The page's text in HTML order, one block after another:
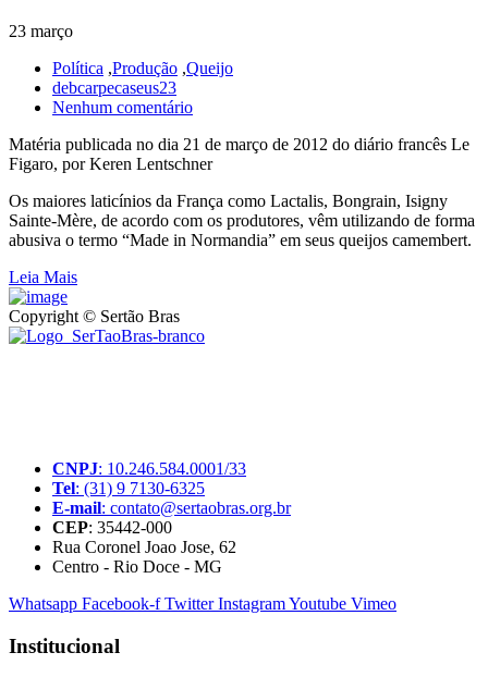
23 março
Política ,Produção ,Queijo
debcarpecaseus23
Nenhum comentário
Matéria publicada no dia 21 de março de 2012 do diário francês Le
Figaro, por Keren Lentschner
Os maiores laticínios da França como Lactalis, Bongrain, Isigny
Sainte-Mère, de acordo com os produtores, vêm utilizando de forma
abusiva o termo “Made in Normandia” em seus queijos camembert.
Leia Mais
Copyright © Sertão Bras
CNPJ: 10.246.584.0001/33
Tel: (31) 9 7130-6325
E-mail: contato@sertaobras.org.br
CEP: 35442-000
Rua Coronel Joao Jose, 62
Centro - Rio Doce - MG
Whatsapp Facebook-f Twitter InstagramYoutube Vimeo
Institucional